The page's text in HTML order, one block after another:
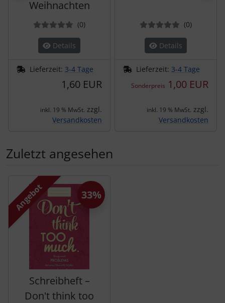
Weihnachten
(0Bewertungen
)
Details
Lieferzeit: 3-4 Tage
1,60 EUR
inkl. 19 % MwSt. zzgl.
Versandkosten
(0)
Details
Lieferzeit: 3-4 Tage
Sonderpreis 1,00 EUR
inkl. 19 % MwSt. zzgl.
Versandkosten
Zuletzt angesehen
Es folgt ein Produktslider - navigieren Sie mit der Tab-
Angebot
Schreibheft –
Don't think too
33%